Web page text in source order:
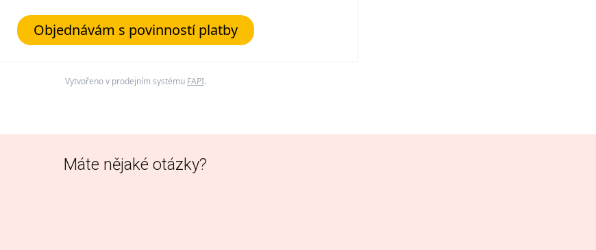
Objednávám s povinností platby
Vytvořeno v prodejním systému FAPI.
Máte nějaké otázky?